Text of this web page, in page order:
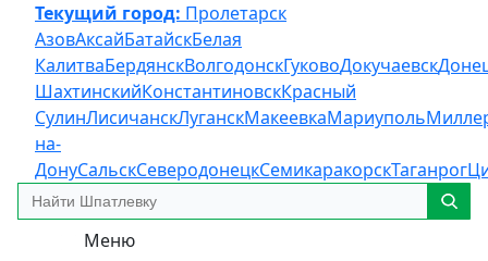
Текущий город: Пролетарск
АзовАксайБатайскБелая
КалитваБердянскВолгодонскГуковоДокучаевск
ШахтинскийКонстантиновскКрасный
СулинЛисичанскЛуганскМакеевкаМариуполь
на-
ДонуСальскСеверодонецкСемикаракорскТаганрог
Меню